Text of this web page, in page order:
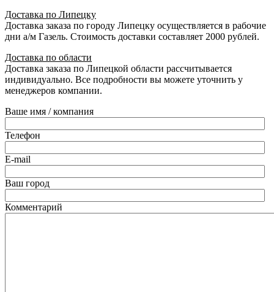
Доставка по Липецку
Доставка заказа по городу Липецку осуществляется в рабочие
дни а/м Газель. Стоимость доставки составляет 2000 рублей.
Доставка по области
Доставка заказа по Липецкой области рассчитывается
индивидуально. Все подробности вы можете уточнить у
менеджеров компании.
Ваше имя / компания
Телефон
E-mail
Ваш город
Комментарий